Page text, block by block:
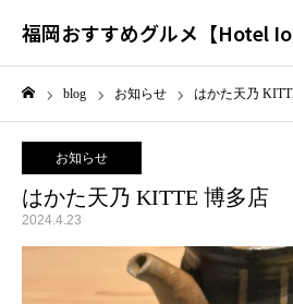
福岡おすすめグルメ【Hotel
blog お知らせ はかた天乃
お知らせ
はかた天乃 KITTE 博多店
2024.4.23